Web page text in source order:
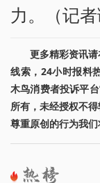
力。（记者
更多精彩资讯
线索，24小时报料
木鸟消费者投诉平
所有，未经授权不
尊重原创的行为我们